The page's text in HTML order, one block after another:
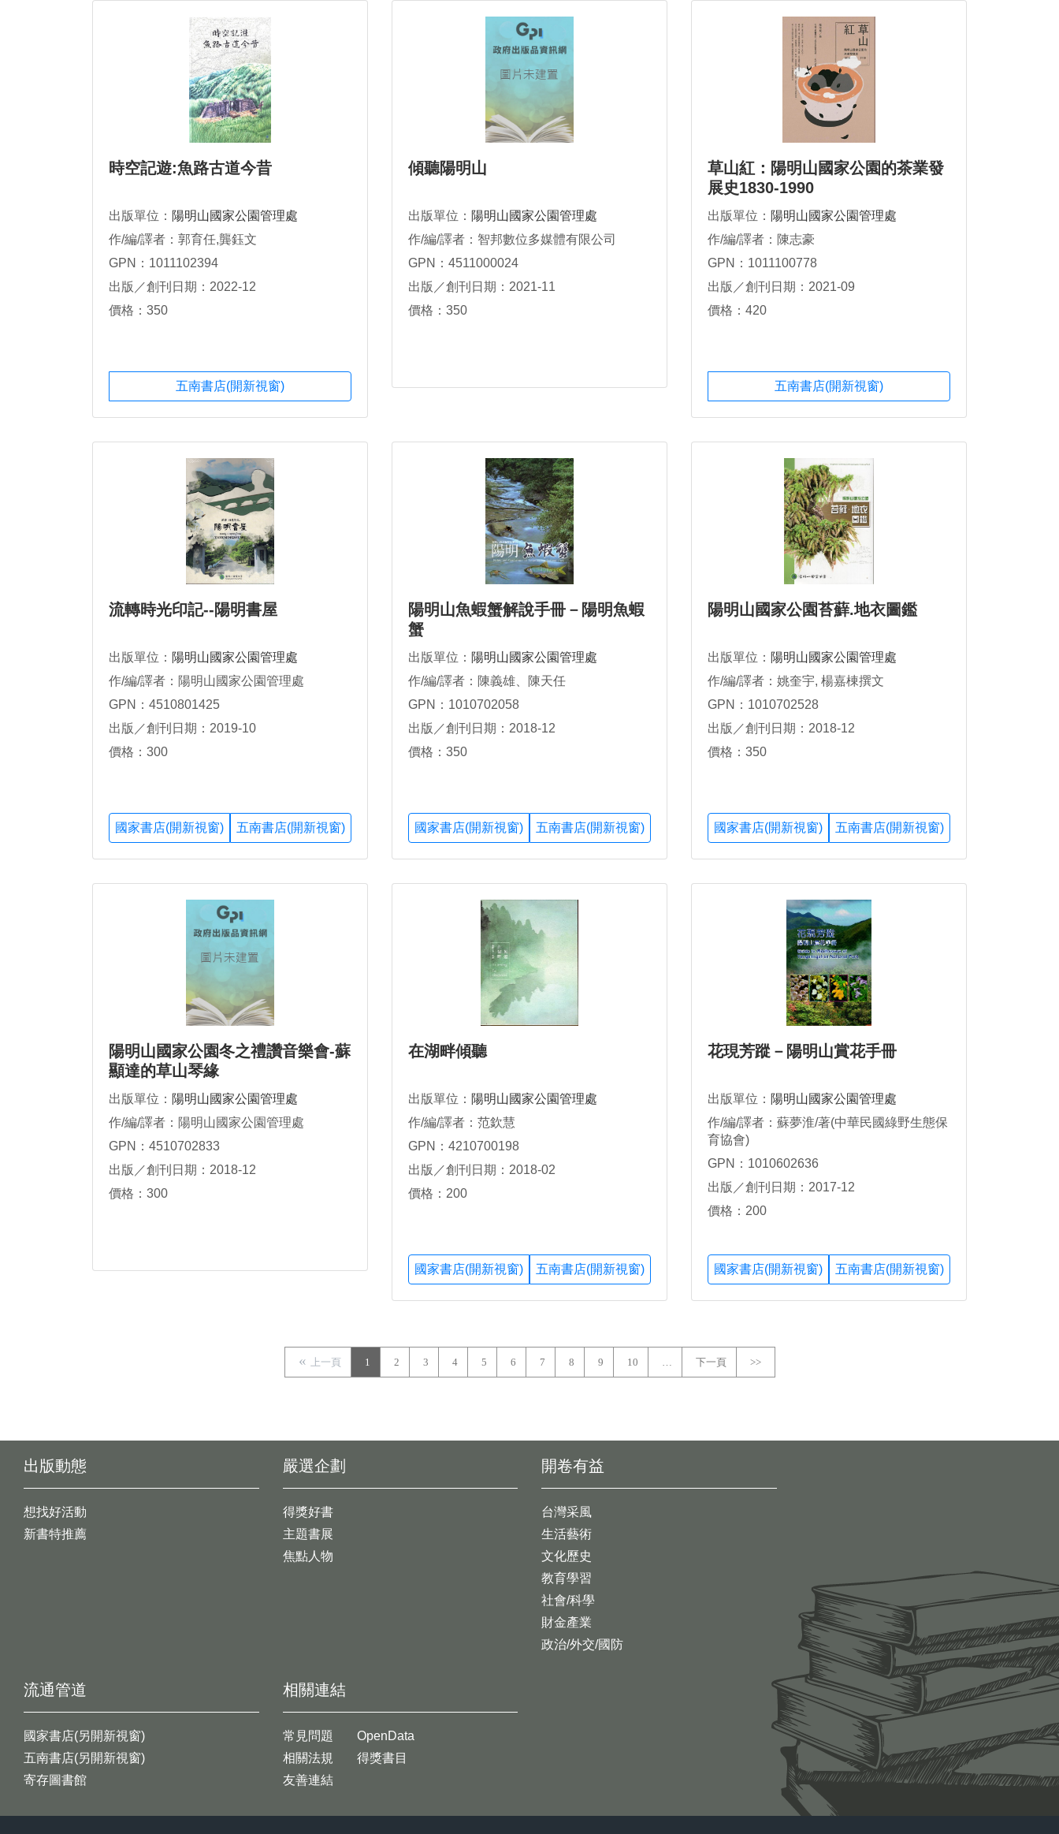
時空記遊:魚路古道今昔
出版單位： 陽明山國家公園管理處
作/編/譯者：郭育任,龔鈺文
GPN：1011102394
出版／創刊日期：2022-12
價格：350
五南書店(開新視窗)
傾聽陽明山
出版單位： 陽明山國家公園管理處
作/編/譯者：智邦數位多媒體有限公司
GPN：4511000024
出版／創刊日期：2021-11
價格：350
草山紅：陽明山國家公園的茶業發
展史1830-1990
出版單位： 陽明山國家公園管理處
作/編/譯者：陳志豪
GPN：1011100778
出版／創刊日期：2021-09
價格：420
五南書店(開新視窗)
流轉時光印記--陽明書屋
出版單位： 陽明山國家公園管理處
作/編/譯者：陽明山國家公園管理處
GPN：4510801425
出版／創刊日期：2019-10
價格：300
國家書店(開新視窗) 五南書店(開新視窗)
陽明山魚蝦蟹解說手冊－陽明魚蝦
蟹
出版單位： 陽明山國家公園管理處
作/編/譯者：陳義雄、陳天任
GPN：1010702058
出版／創刊日期：2018-12
價格：350
國家書店(開新視窗) 五南書店(開新視窗)
陽明山國家公園苔蘚.地衣圖鑑
出版單位： 陽明山國家公園管理處
作/編/譯者：姚奎宇, 楊嘉棟撰文
GPN：1010702528
出版／創刊日期：2018-12
價格：350
國家書店(開新視窗) 五南書店(開新視窗)
陽明山國家公園冬之禮讚音樂會-蘇
顯達的草山琴緣
出版單位： 陽明山國家公園管理處
作/編/譯者：陽明山國家公園管理處
GPN：4510702833
出版／創刊日期：2018-12
價格：300
在湖畔傾聽
出版單位： 陽明山國家公園管理處
作/編/譯者：范欽慧
GPN：4210700198
出版／創刊日期：2018-02
價格：200
國家書店(開新視窗) 五南書店(開新視窗)
花現芳蹤－陽明山賞花手冊
出版單位： 陽明山國家公園管理處
作/編/譯者：蘇夢淮/著(中華民國綠野生態保
育協會)
GPN：1010602636
出版／創刊日期：2017-12
價格：200
國家書店(開新視窗) 五南書店(開新視窗)
上一頁 1 2 3 4 5 6 7 8 9 10 … 下一頁 >>
出版動態
想找好活動
新書特推薦
開卷有益
台灣采風
生活藝術
文化歷史
教育學習
社會/科學
財金產業
政治/外交/國防
嚴選企劃
得獎好書
主題書展
焦點人物
流通管道
國家書店(另開新視窗)
五南書店(另開新視窗)
寄存圖書館
相關連結
常見問題
相關法規
友善連結
OpenData
得獎書目